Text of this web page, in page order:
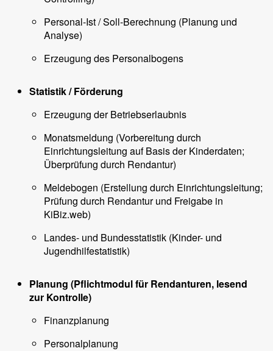
Personal-Ist / Soll-Berechnung (Planung und
Analyse)
Erzeugung des Personalbogens
Statistik / Förderung
Erzeugung der Betriebserlaubnis
Monatsmeldung (Vorbereitung durch
Einrichtungsleitung auf Basis der Kinderdaten;
Überprüfung durch Rendantur)
Meldebogen (Erstellung durch Einrichtungsleitung;
Prüfung durch Rendantur und Freigabe in
KiBiz.web)
Landes- und Bundesstatistik (Kinder- und
Jugendhilfestatistik)
Planung (Pflichtmodul für Rendanturen, lesend
zur Kontrolle)
Finanzplanung
Personalplanung